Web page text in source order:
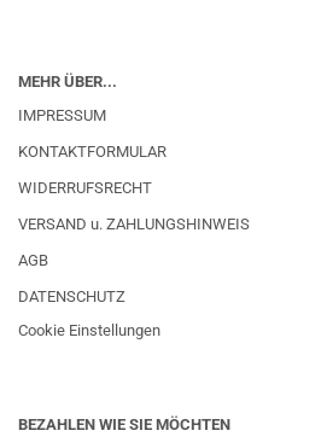
MEHR ÜBER...
IMPRESSUM
KONTAKTFORMULAR
WIDERRUFSRECHT
VERSAND u. ZAHLUNGSHINWEIS
AGB
DATENSCHUTZ
Cookie Einstellungen
BEZAHLEN WIE SIE MÖCHTEN